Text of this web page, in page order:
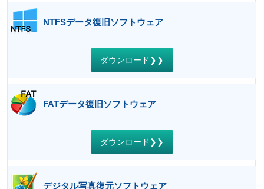
NTFSデータ復旧ソフトウェア
ダウンロード❯❯
FATデータ復旧ソフトウェア
ダウンロード❯❯
デジタル写真復元ソフトウェア